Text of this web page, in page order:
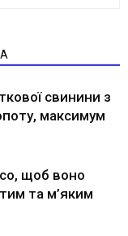
свинини з
максимум
щоб воно
та м’яким